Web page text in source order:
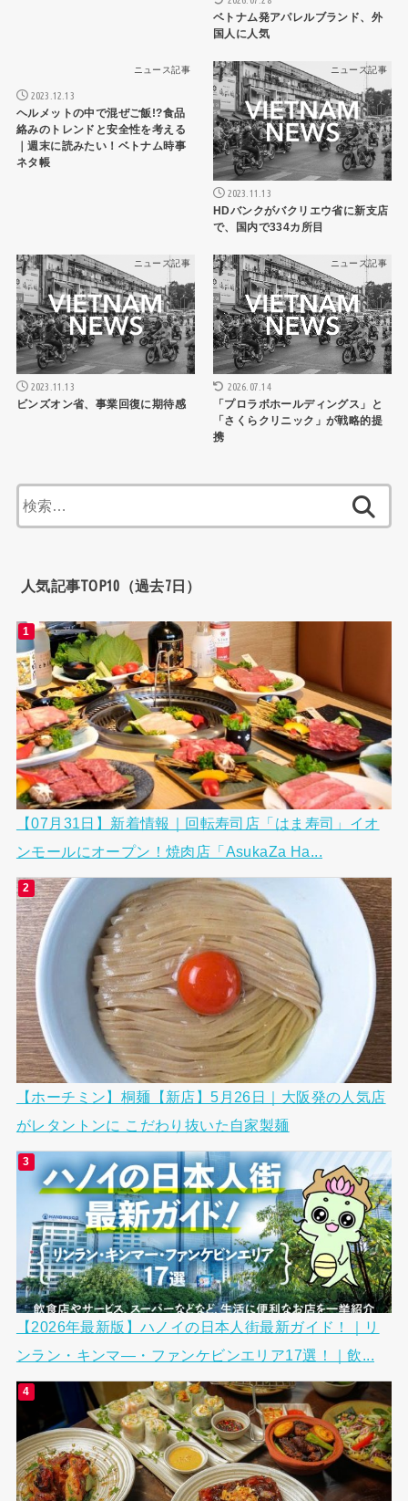
ベトナム発アパレルブランド、外
国人に人気
ニュース記事
2023.12.13
ヘルメットの中で混ぜご飯!?食品
絡みのトレンドと安全性を考える
｜週末に読みたい！ベトナム時事
ネタ帳
ニュース記事
2023.11.13
HDバンクがバクリエウ省に新支店
で、国内で334カ所目
ニュース記事
2023.11.13
ビンズオン省、事業回復に期待感
ニュース記事
2026.07.14
「プロラボホールディングス」と
「さくらクリニック」が戦略的提
携
索:
人気記事TOP10（過去7日）
【07月31日】新着情報｜回転寿司店「はま寿司」イオ
ンモールにオープン！焼肉店「AsukaZa Ha...
【ホーチミン】桐麺【新店】5月26日｜大阪発の人気店
がレタントンに こだわり抜いた自家製麺
【2026年最新版】ハノイの日本人街最新ガイド！｜リ
ンラン・キンマ―・ファンケビンエリア17選！｜飲...